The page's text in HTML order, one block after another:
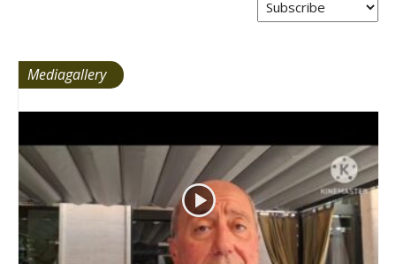
Mediagallery